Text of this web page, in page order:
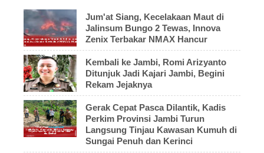
Jum'at Siang, Kecelakaan Maut di
Jalinsum Bungo 2 Tewas, Innova
Zenix Terbakar NMAX Hancur
Kembali ke Jambi, Romi Arizyanto
Ditunjuk Jadi Kajari Jambi, Begini
Rekam Jejaknya
Gerak Cepat Pasca Dilantik, Kadis
Perkim Provinsi Jambi Turun
Langsung Tinjau Kawasan Kumuh di
Sungai Penuh dan Kerinci